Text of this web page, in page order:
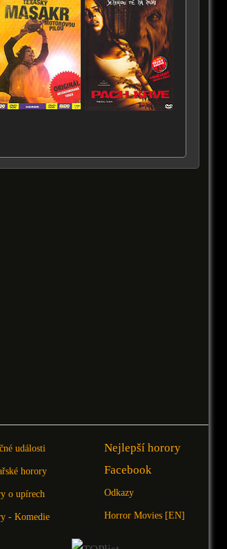
události
horory
o upírech
- Komedie
Nejlepší horory
Facebook
Odkazy
Horror Movies [EN]